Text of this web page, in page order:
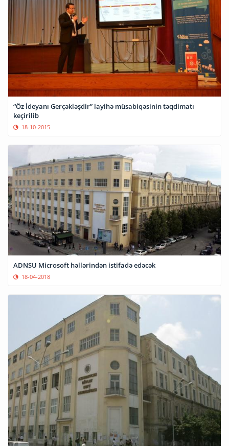
“Öz İdeyanı Gerçəkləşdir” layihə müsabiqəsinin təqdimatı
keçirilib
18-10-2015
ADNSU Microsoft həllərindən istifadə edəcək
18-04-2018